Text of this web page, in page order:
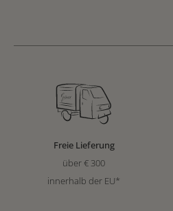
Freie Lieferung
über € 300
innerhalb der EU*